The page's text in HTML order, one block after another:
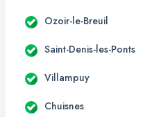
Ozoir-le-Breuil
Saint-Denis-les-Ponts
Villampuy
Chuisnes